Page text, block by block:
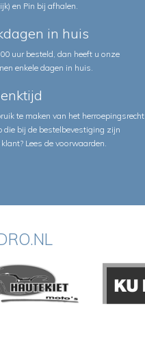
en Pin bij afhalen.
in huis
uur besteld, dan heeft u onze
enkele dagen in huis.
te maken van het herroepingsrecht
die bij de bestelbevestiging zijn
Lees de voorwaarden.